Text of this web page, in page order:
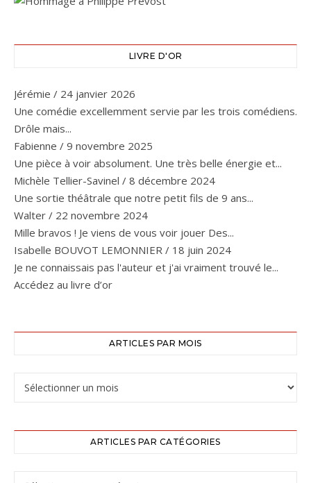
LIVRE D'OR
Jérémie / 24 janvier 2026
Une comédie excellemment servie par les trois comédiens.
Drôle mais...
Fabienne / 9 novembre 2025
Une pièce à voir absolument. Une très belle énergie et...
Michèle Tellier-Savinel / 8 décembre 2024
Une sortie théâtrale que notre petit fils de 9 ans...
Walter / 22 novembre 2024
Mille bravos ! Je viens de vous voir jouer Des...
Isabelle BOUVOT LEMONNIER / 18 juin 2024
Je ne connaissais pas l'auteur et j'ai vraiment trouvé le...
Accédez au livre d’or
ARTICLES PAR MOIS
ARTICLES PAR CATÉGORIES